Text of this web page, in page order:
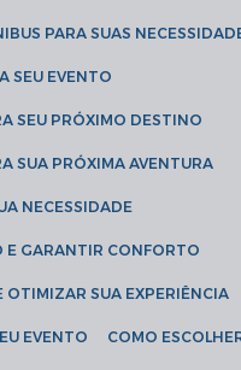
PARA SUAS
SEU EVENTO
SEU PRÓXIMO DESTINO
SUA PRÓXIMA AVENTURA
NECESSIDADE
E GARANTIR CONFORTO
OTIMIZAR SUA EXPERIÊNCIA
EVENTO COMO